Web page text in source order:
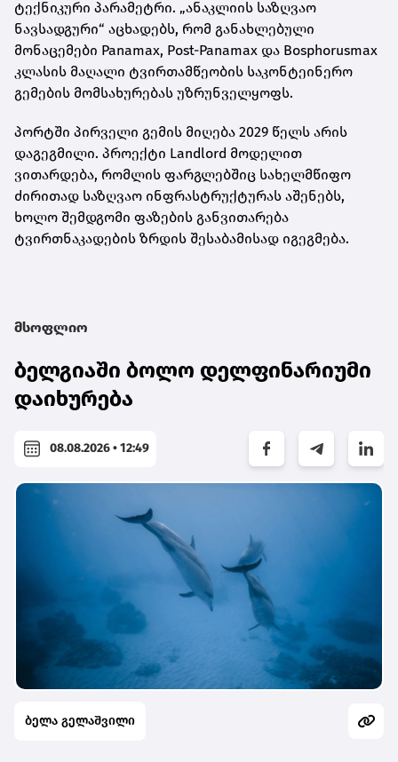
ტექნიკური პარამეტრი. „ანაკლიის საზღვაო
ნავსადგური“ აცხადებს, რომ განახლებული
მონაცემები Panamax, Post-Panamax და Bosphorusmax
კლასის მაღალი ტვირთამწეობის საკონტეინერო
გემების მომსახურებას უზრუნველყოფს.
პორტში პირველი გემის მიღება 2029 წელს არის
დაგეგმილი. პროექტი Landlord მოდელით
ვითარდება, რომლის ფარგლებშიც სახელმწიფო
ძირითად საზღვაო ინფრასტრუქტურას აშენებს,
ხოლო შემდგომი ფაზების განვითარება
ტვირთნაკადების ზრდის შესაბამისად იგეგმება.
მსოფლიო
ბელგიაში ბოლო დელფინარიუმი
დაიხურება
08.08.2026 • 12:49
ბელა გელაშვილი